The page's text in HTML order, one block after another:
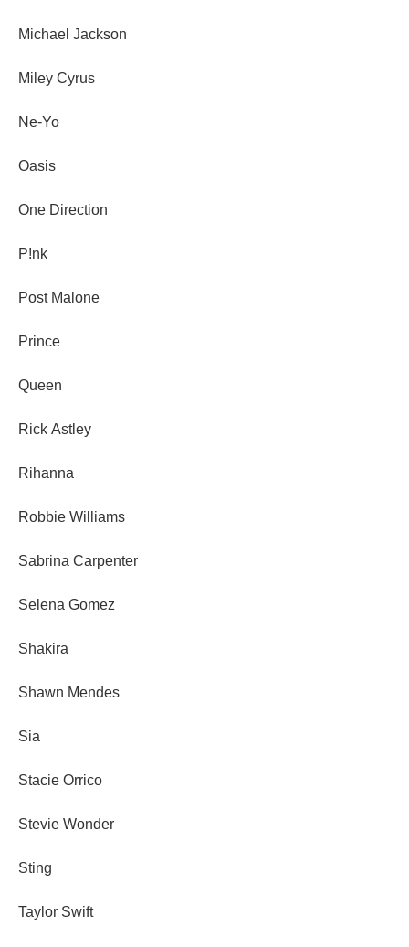
Michael Jackson
Miley Cyrus
Ne-Yo
Oasis
One Direction
P!nk
Post Malone
Prince
Queen
Rick Astley
Rihanna
Robbie Williams
Sabrina Carpenter
Selena Gomez
Shakira
Shawn Mendes
Sia
Stacie Orrico
Stevie Wonder
Sting
Taylor Swift